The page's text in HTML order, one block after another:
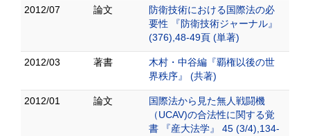
2012/07 論文
防衛技術における国際法の必
要性 『防衛技術ジャーナル』
(376),48-49頁 (単著)
2012/03 著書
木村・中谷編『覇権以後の世
界秩序』 (共著)
2012/01 論文
国際法から見た無人戦闘機
（UCAV)の合法性に関する覚
書 『産大法学』 45 (3/4),134-